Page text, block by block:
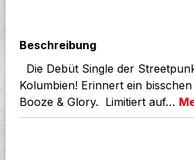
Beschreibung
Die Debüt Single der
Kolumbien! Erinnert ein
Booze & Glory. Limitiert auf…